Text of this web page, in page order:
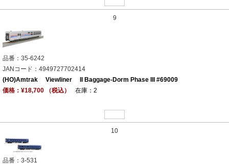
9
品番：35-6242
JANコード：4949727702414
(HO)Amtrak Viewliner II Baggage-Dorm Phase III #69009
価格：¥18,700 （税込）
在庫：2
10
品番：3-531